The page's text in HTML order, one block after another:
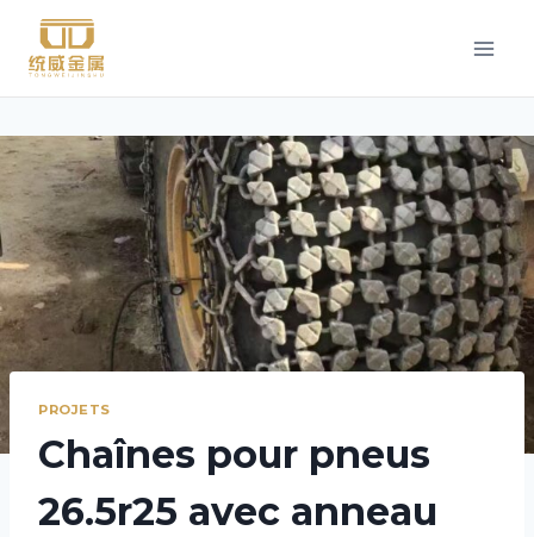
Aller
contenu
PROJETS
Chaînes pour pneus
26.5r25 avec anneau